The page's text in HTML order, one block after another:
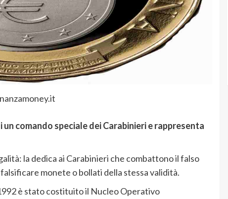
comando speciale dei Carabinieri e rappresenta
la dedica ai Carabinieri che combattono il falso
monete o bollati della stessa validità.
è stato costituito il Nucleo Operativo